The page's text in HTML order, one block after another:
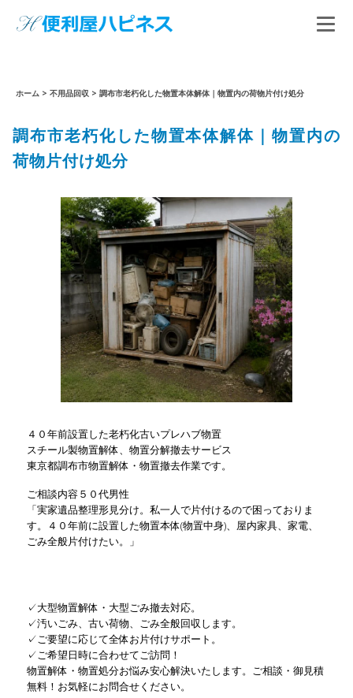
ホーム > 不用品回収 > 調布市老朽化した物置本体解体｜物置内の荷物片付け処分
調布市老朽化した物置本体解体｜物置内の
荷物片付け処分
４０年前設置した老朽化古いプレハブ物置
スチール製物置解体、物置分解撤去サービス
東京都調布市物置解体・物置撤去作業です。
ご相談内容５０代男性
「実家遺品整理形見分け。私一人で片付けるので困っておりま
す。４０年前に設置した物置本体(物置中身)、屋内家具、家電、
ごみ全般片付けたい。」
✓大型物置解体・大型ごみ撤去対応。
✓汚いごみ、古い荷物、ごみ全般回収します。
✓ご要望に応じて全体お片付けサポート。
✓ご希望日時に合わせてご訪問！
物置解体・物置処分お悩み安心解決いたします。ご相談・御見積
無料！お気軽にお問合せください。